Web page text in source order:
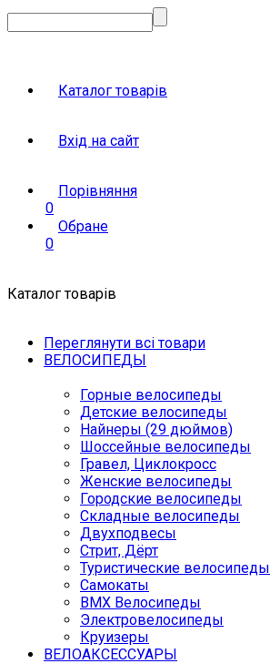
Каталог товарів
Вхід на сайт
Порівняння
0
Обране
0
Каталог товарів
Переглянути всі товари
ВЕЛОСИПЕДЫ
Горные велосипеды
Детские велосипеды
Найнеры (29 дюймов)
Шоссейные велосипеды
Гравел, Циклокросс
Женские велосипеды
Городcкие велосипеды
Складные велосипеды
Двухподвесы
Стрит, Дёрт
Туристические велосипеды
Самокаты
BMX Велосипеды
Электровелосипеды
Круизеры
ВЕЛОАКСЕССУАРЫ